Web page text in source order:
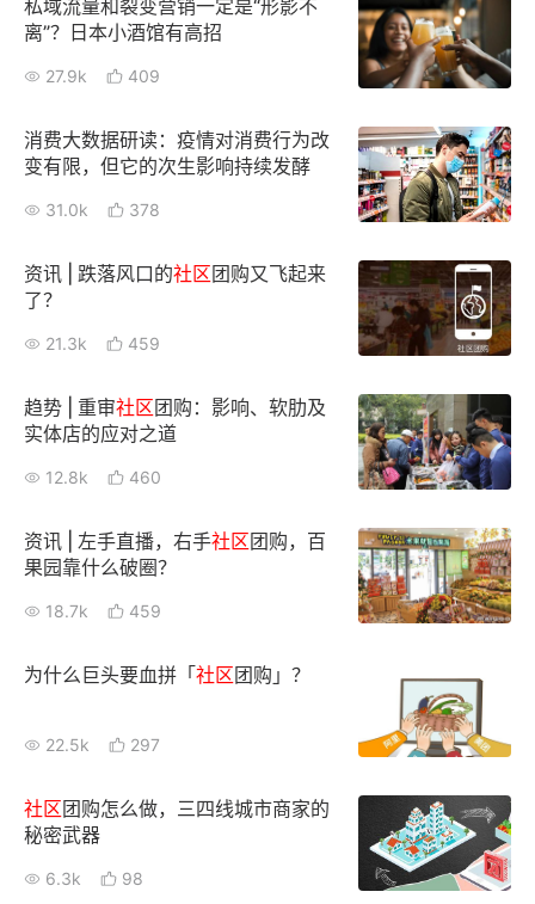
私域流量和裂变营销一定是“形影不
离”？日本小酒馆有高招
27.9k 409
消费大数据研读：疫情对消费行为改
变有限，但它的次生影响持续发酵
31.0k 378
资讯 | 跌落风口的社区团购又飞起来
了？
21.3k 459
趋势 | 重审社区团购：影响、软肋及
实体店的应对之道
12.8k 460
资讯 | 左手直播，右手社区团购，百
果园靠什么破圈？
18.7k 459
为什么巨头要血拼「 社区团购」？
22.5k 297
社区团购怎么做，三四线城市商家的
秘密武器
6.3k 98